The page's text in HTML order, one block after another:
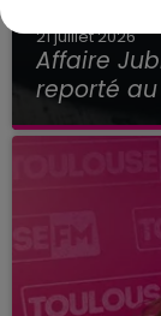
21 juillet 2026
Affaire
reporté